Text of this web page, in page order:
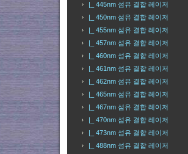
|_ 445nm 섬유 결합 레이저
|_ 450nm 섬유 결합 레이저
|_ 455nm 섬유 결합 레이저
|_ 457nm 섬유 결합 레이저
|_ 460nm 섬유 결합 레이저
|_ 461nm 섬유 결합 레이저
|_ 462nm 섬유 결합 레이저
|_ 465nm 섬유 결합 레이저
|_ 467nm 섬유 결합 레이저
|_ 470nm 섬유 결합 레이저
|_ 473nm 섬유 결합 레이저
|_ 488nm 섬유 결합 레이저